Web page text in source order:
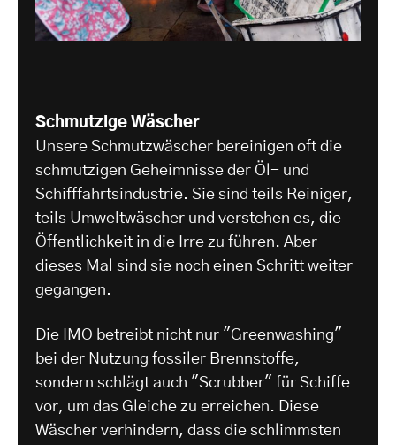
Schmutzige Wäscher
Unsere Schmutzwäscher bereinigen oft die
schmutzigen Geheimnisse der Öl- und
Schifffahrtsindustrie. Sie sind teils Reiniger,
teils Umweltwäscher und verstehen es, die
Öffentlichkeit in die Irre zu führen. Aber
dieses Mal sind sie noch einen Schritt weiter
gegangen.
Die IMO betreibt nicht nur "Greenwashing"
bei der Nutzung fossiler Brennstoffe,
sondern schlägt auch "Scrubber" für Schiffe
vor, um das Gleiche zu erreichen. Diese
Wäscher verhindern, dass die schlimmsten